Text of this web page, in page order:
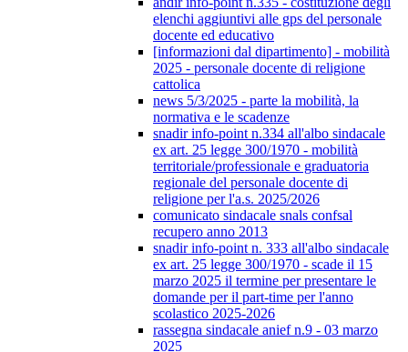
elenchi aggiuntivi alle gps del personale
docente ed educativo
[informazioni dal dipartimento] - mobilità
2025 - personale docente di religione
cattolica
news 5/3/2025 - parte la mobilità, la
normativa e le scadenze
snadir info-point n.334 all'albo sindacale
ex art. 25 legge 300/1970 - mobilità
territoriale/professionale e graduatoria
regionale del personale docente di
religione per l'a.s. 2025/2026
comunicato sindacale snals confsal
recupero anno 2013
snadir info-point n. 333 all'albo sindacale
ex art. 25 legge 300/1970 - scade il 15
marzo 2025 il termine per presentare le
domande per il part-time per l'anno
scolastico 2025-2026
rassegna sindacale anief n.9 - 03 marzo
2025